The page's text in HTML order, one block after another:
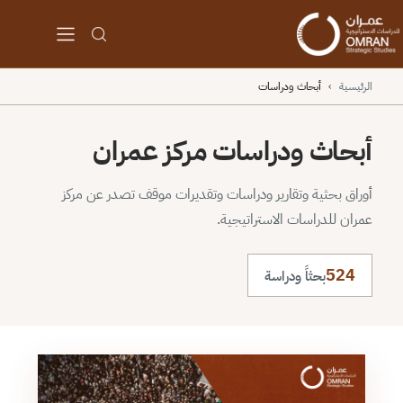
الرئيسية › أبحاث ودراسات
أبحاث ودراسات مركز عمران
أوراق بحثية وتقارير ودراسات وتقديرات موقف تصدر عن مركز
عمران للدراسات الاستراتيجية.
524بحثاً ودراسة